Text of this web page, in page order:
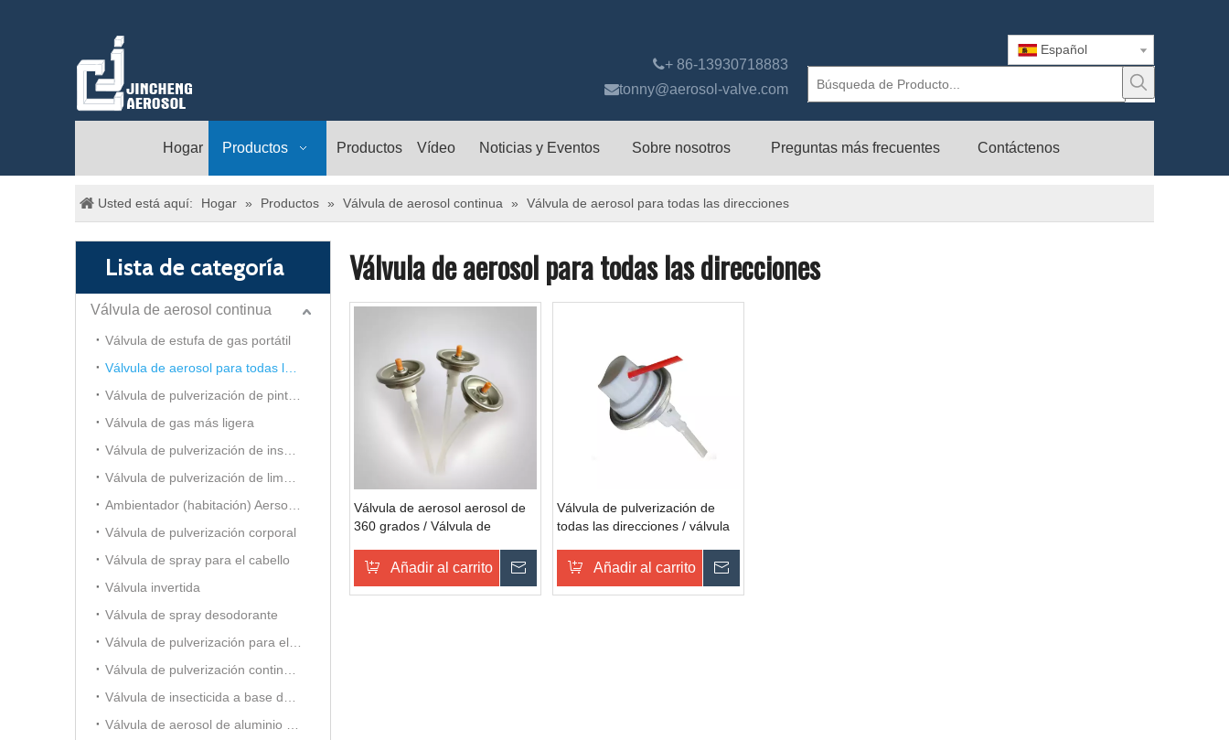
+ 86-13930718883
tonny@aerosol-valve.com
Español
Hogar Productos Productos Vídeo Noticias y Eventos Sobre nosotros Preguntas más frecuentes Contáctenos
Usted está aquí: Hogar » Productos » Válvula de aerosol continua » Válvula de aerosol para todas las direcciones
Lista de categoría
Válvula de aerosol continua
Válvula de estufa de gas portátil
Válvula de gas más ligera
Válvula de pulverización corporal
Válvula de spray para el cabello
Válvula invertida
Válvula de spray desodorante
Válvula de aerosol para todas las direcciones
Válvula de aerosol aerosol de
360 ​​grados / Válvula de
direccionesAñadir al carrito Preguntar
Válvula de pulverización de
todas las direcciones / válvula
360 ​​gradosAñadir al carrito